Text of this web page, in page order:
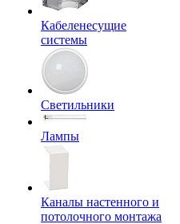
Кабеленесущие
системы
Светильники
Лампы
Каналы настенного и
потолочного монтажа